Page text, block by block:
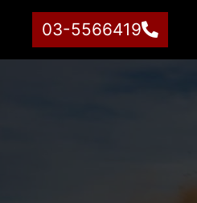
03-5566419